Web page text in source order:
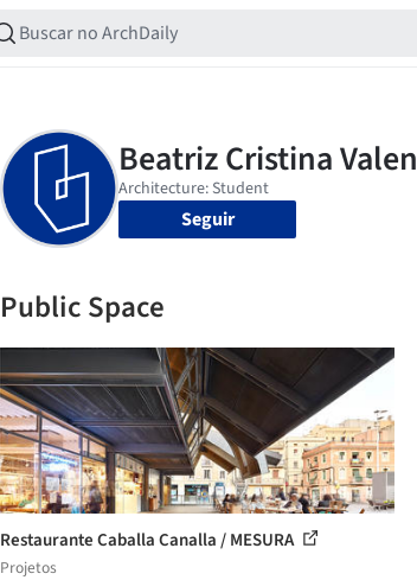
Seguir
Public Space
Restaurante Caballa Canalla / MESURA
Projetos